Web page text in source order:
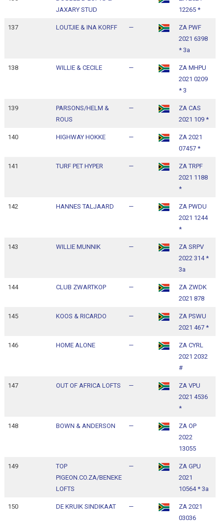
JAXARY STUD
12265 *
137 LOUTJIE & INA KORFF —
ZA PWF
2021 6398
* 3a
138 WILLIE & CECILE —
ZA MHPU
2021 0209
* 3
139
PARSONS/HELM &
ROUS
—
ZA CAS
2021 109 *
140 HIGHWAY HOKKE —
ZA 2021
07457 *
141 TURF PET HYPER —
ZA TRPF
2021 1188
*
142 HANNES TALJAARD —
ZA PWDU
2021 1244
*
143 WILLIE MUNNIK —
ZA SRPV
2022 314 *
3a
144 CLUB ZWARTKOP —
ZA ZWDK
2021 878
145 KOOS & RICARDO —
ZA PSWU
2021 467 *
146 HOME ALONE —
ZA CYRL
2021 2032
#
147 OUT OF AFRICA LOFTS —
ZA VPU
2021 4536
*
148 BOWN & ANDERSON —
ZA OP
2022
13055
149
TOP
PIGEON.CO.ZA/BENEKE
LOFTS
—
ZA GPU
2021
10564 * 3a
150 DE KRUIK SINDIKAAT —
ZA 2021
03036